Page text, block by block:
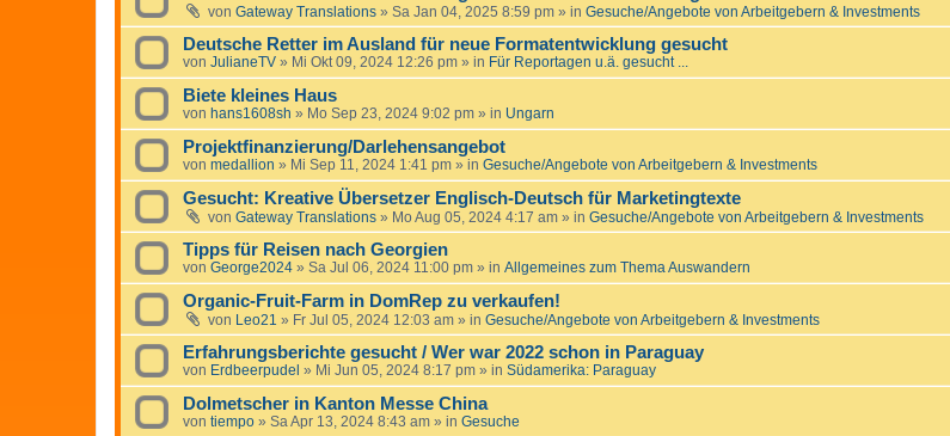
von Gateway Translations » Sa Jan 04, 2025 8:59 pm » in Gesuche/Angebote von Arbeitgebern & Investments
Deutsche Retter im Ausland für neue Formatentwicklung gesucht
von JulianeTV » Mi Okt 09, 2024 12:26 pm » in Für Reportagen u.ä. gesucht ...
Biete kleines Haus
von hans1608sh » Mo Sep 23, 2024 9:02 pm » in Ungarn
Projektfinanzierung/Darlehensangebot
von medallion » Mi Sep 11, 2024 1:41 pm » in Gesuche/Angebote von Arbeitgebern & Investments
Gesucht: Kreative Übersetzer Englisch-Deutsch für Marketingtexte
von Gateway Translations » Mo Aug 05, 2024 4:17 am » in Gesuche/Angebote von Arbeitgebern & Investments
Tipps für Reisen nach Georgien
von George2024 » Sa Jul 06, 2024 11:00 pm » in Allgemeines zum Thema Auswandern
Organic-Fruit-Farm in DomRep zu verkaufen!
von Leo21 » Fr Jul 05, 2024 12:03 am » in Gesuche/Angebote von Arbeitgebern & Investments
Erfahrungsberichte gesucht / Wer war 2022 schon in Paraguay
von Erdbeerpudel » Mi Jun 05, 2024 8:17 pm » in Südamerika: Paraguay
Dolmetscher in Kanton Messe China
von tiempo » Sa Apr 13, 2024 8:43 am » in Gesuche